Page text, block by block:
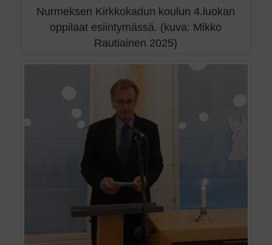
Nurmeksen Kirkkokadun koulun 4.luokan
oppilaat esiintymässä. (kuva: Mikko
Rautiainen 2025)